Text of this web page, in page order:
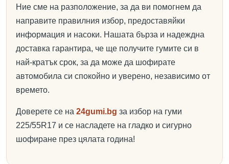
Ние сме на разположение, за да ви помогнем да
направите правилния избор, предоставяйки
информация и насоки. Нашата бърза и надеждна
доставка гарантира, че ще получите гумите си в
най-кратък срок, за да може да шофирате
автомобила си спокойно и уверено, независимо от
времето.
Доверете се на 24gumi.bg за избор на гуми
225/55R17 и се насладете на гладко и сигурно
шофиране през цялата година!